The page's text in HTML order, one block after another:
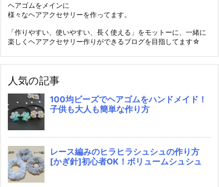
ヘアゴムをメインに
様々なヘアアクセサリーを作ってます。
「作りやすい、使いやすい、長く使える」をモットーに、一緒に
楽しくヘアアクセサリー作りができるブログを目指してます☆
人気の記事